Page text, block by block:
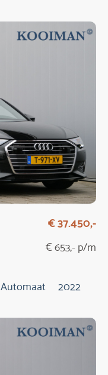
€ 37.450,-
€ 653,- p/m
Automaat 2022